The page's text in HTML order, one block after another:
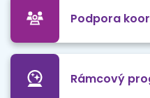
Podpora
Rámcový